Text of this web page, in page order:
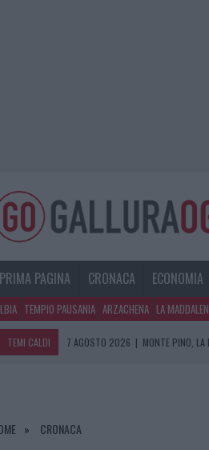
PRIMA PAGINA CRONACA ECONOMIA
TEMPIO PAUSANIA ARZACHENA LA
TEMI CALDI 7 AGOSTO 2026 | MONTE PINO, LA
7 AGOSTO 2026
|
CRONACA